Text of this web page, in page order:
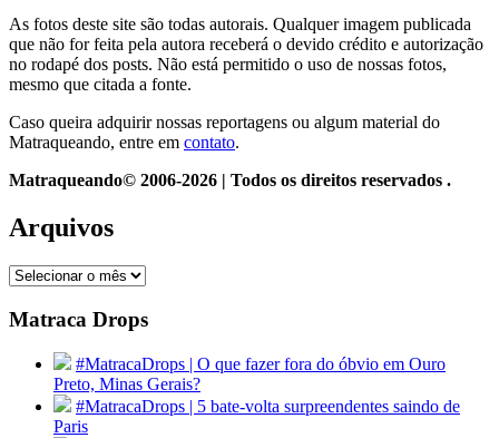
As fotos deste site são todas autorais. Qualquer imagem publicada
que não for feita pela autora receberá o devido crédito e autorização
no rodapé dos posts. Não está permitido o uso de nossas fotos,
mesmo que citada a fonte.
Caso queira adquirir nossas reportagens ou algum material do
Matraqueando, entre em contato.
Matraqueando© 2006-2026 | Todos os direitos reservados .
Arquivos
Arquivos
Matraca Drops
#MatracaDrops | O que fazer fora do óbvio em Ouro
Preto, Minas Gerais?
#MatracaDrops | 5 bate-volta surpreendentes saindo de
Paris